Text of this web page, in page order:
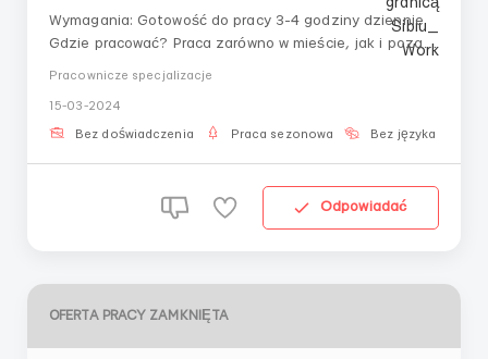
Wymagania: Gotowość do pracy 3-4 godziny dziennie
Gdzie pracować? Praca zarówno w mieście, jak i poza
(Jekaterina)
Pracownicze specjalizacje
15-03-2024
Bez doświadczenia Praca sezonowa Bez języka
Odpowiadać
OFERTA PRACY ZAMKNIĘTA